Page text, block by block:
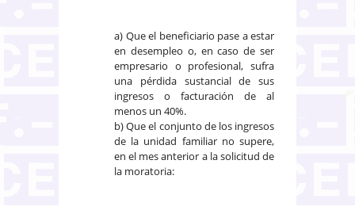
a) Que el beneficiario pase a estar
en desempleo o, en caso de ser
empresario o profesional, sufra
una pérdida sustancial de sus
ingresos o facturación de al
menos un 40%.
b) Que el conjunto de los ingresos
de la unidad familiar no supere,
en el mes anterior a la solicitud de
la moratoria: